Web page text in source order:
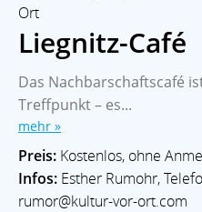
Ort
Liegnitz-Café
Das Nachbarschaftscafé
Treffpunkt – es...
mehr »
Preis: Kostenlos, ohne
Infos: Esther Rumohr,
rumor@kultur-vor-ort.com